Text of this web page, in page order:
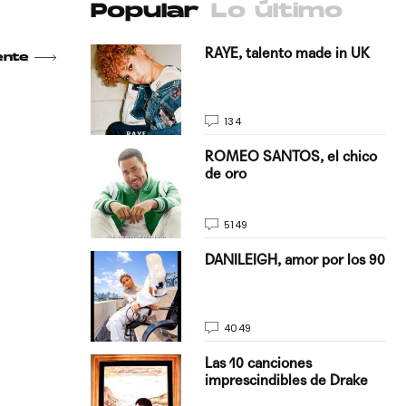
Popular Lo último
RAYE, talento made in UK
134
ROMEO SANTOS, el chico
de oro
5149
DANILEIGH, amor por los 90
4049
Las 10 canciones
imprescindibles de Drake